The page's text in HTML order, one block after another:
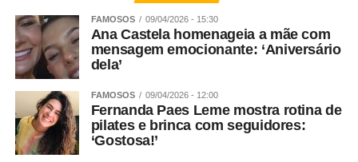
FAMOSOS 09/04/2026 - 15:30
Ana Castela homenageia a mãe com
mensagem emocionante: ‘Aniversário
dela’
FAMOSOS 09/04/2026 - 12:00
Fernanda Paes Leme mostra rotina de
pilates e brinca com seguidores:
‘Gostosa!’